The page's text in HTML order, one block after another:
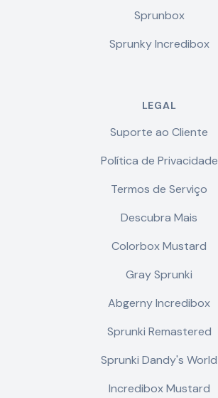
Sprunbox
Sprunky Incredibox
LEGAL
Suporte ao Cliente
Política de Privacidade
Termos de Serviço
Descubra Mais
Colorbox Mustard
Gray Sprunki
Abgerny Incredibox
Sprunki Remastered
Sprunki Dandy's World
Incredibox Mustard